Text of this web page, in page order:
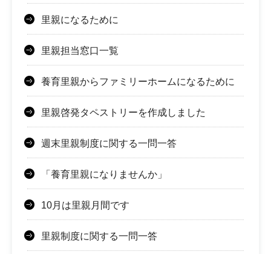
里親になるために
里親担当窓口一覧
養育里親からファミリーホームになるために
里親啓発タペストリーを作成しました
週末里親制度に関する一問一答
「養育里親になりませんか」
10月は里親月間です
里親制度に関する一問一答